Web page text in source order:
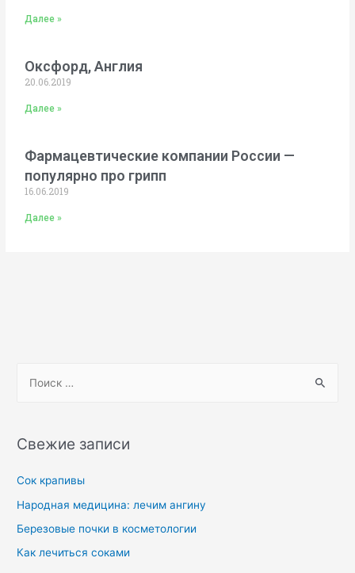
Далее »
Оксфорд, Англия
20.06.2019
Далее »
Фармацевтические компании России —
популярно про грипп
16.06.2019
Далее »
Свежие записи
Сок крапивы
Народная медицина: лечим ангину
Березовые почки в косметологии
Как лечиться соками